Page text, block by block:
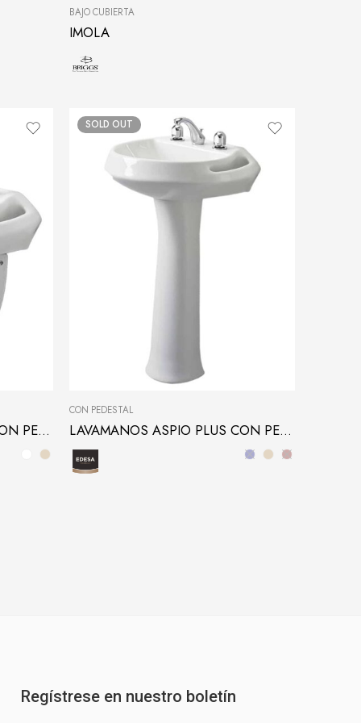
BAJO CUBIERTA
IMOLA
LAVAMANOS ASPIO PLUS CON PEDESTAL CORTO
SOLD OUT
CON PEDESTAL
LAVAMANOS ASPIO PLUS CON PEDESTAL LARGO
Regístrese en nuestro boletín